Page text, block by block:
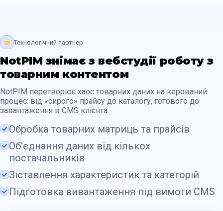
Технологічний партнер
NotPIM знімає з вебстудії роботу з
товарним контентом
NotPIM перетворює хаос товарних даних на керований
процес: від «сирого» прайсу до каталогу, готового до
завантаження в CMS клієнта.
Обробка товарних матриць та прайсів
Об'єднання даних від кількох
постачальників
Зіставлення характеристик та категорій
Підготовка вивантаження під вимоги CMS